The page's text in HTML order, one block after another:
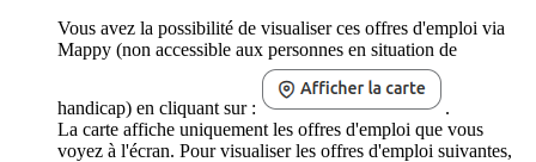
Vous avez la possibilité de visualiser ces offres d'emploi via
Mappy (non accessible aux personnes en situation de
handicap) en cliquant sur :
.
La carte affiche uniquement les offres d'emploi que vous
voyez à l'écran. Pour visualiser les offres d'emploi suivantes,